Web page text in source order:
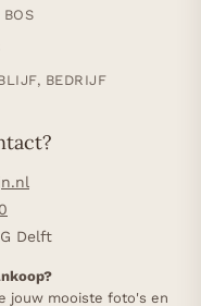
BEDRIJF
Delft
jouw mooiste foto's en